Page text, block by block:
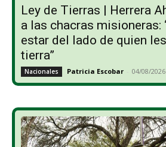
Ley de Tierras | Herrera
a las chacras misioneras:
estar del lado de quien
tierra”
Nacionales Patricia Escobar - 04/08/2026